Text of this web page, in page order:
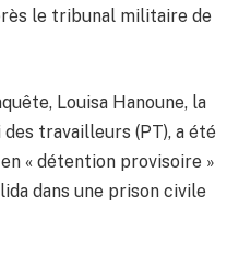
le tribunal militaire de
Louisa Hanoune, la
travailleurs (PT), a été
« détention provisoire »
dans une prison civile